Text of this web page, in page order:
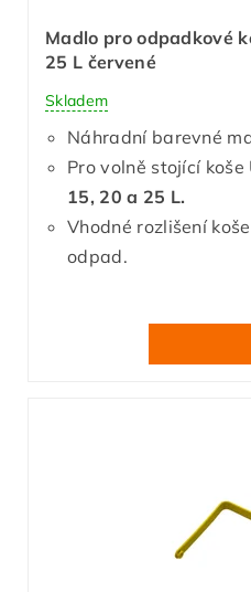
Madlo pro odpadkové
25 L červené
Skladem
Náhradní barevné
Pro volně stojící koše
15, 20 a 25 L.
Vhodné rozlišení
odpad.